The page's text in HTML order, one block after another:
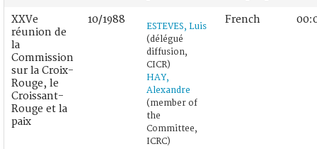
XXVe
réunion de
la
Commission
sur la Croix-
Rouge, le
Croissant-
Rouge et la
paix
10/1988
ESTEVES, Luis
(délégué
diffusion,
CICR)
HAY,
Alexandre
(member of
the
Committee,
ICRC)
French